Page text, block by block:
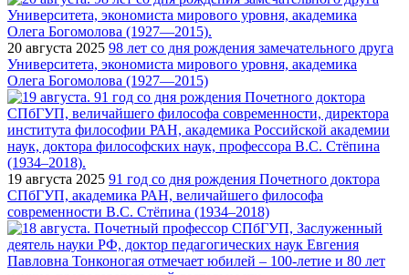
20 августа 2025 98 лет со дня рождения замечательного друга
Университета, экономиста мирового уровня, академика
Олега Богомолова (1927—2015)
19 августа 2025 91 год со дня рождения Почетного доктора
СПбГУП, академика РАН, величайшего философа
современности В.С. Стёпина (1934–2018)